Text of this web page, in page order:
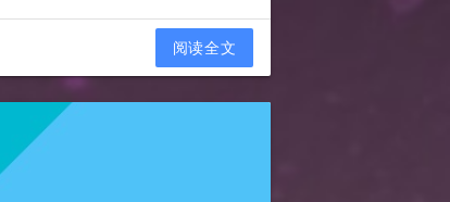
阅读全文